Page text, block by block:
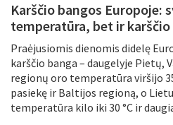
Karščio bangos Europoje:
temperatūra, bet ir karščio
Praėjusiomis dienomis didelę
karščio banga – daugelyje Pietų,
regionų oro temperatūra viršijo
pasiekę ir Baltijos regioną, o
temperatūra kilo iki 30 °C ir